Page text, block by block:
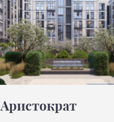
Аристократ